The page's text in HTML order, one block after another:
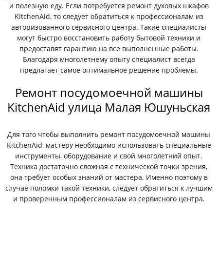
и полезную еду. Если потребуется ремонт духовых шкафов
KitchenAid, то следует обратиться к профессионалам из
авторизованного сервисного центра. Такие специалисты
могут быстро восстановить работу бытовой техники и
предоставят гарантию на все выполненные работы.
Благодаря многолетнему опыту специалист всегда
предлагает самое оптимальное решение проблемы.
Ремонт посудомоечной машины
KitchenAid улица Малая Юшуньская
Для того чтобы выполнить ремонт посудомоечной машины
KitchenAid, мастеру необходимо использовать специальные
инструменты, оборудование и свой многолетний опыт.
Техника достаточно сложная с технической точки зрения,
она требует особых знаний от мастера. Именно поэтому в
случае поломки такой техники, следует обратиться к лучшим
и проверенным профессионалам из сервисного центра.